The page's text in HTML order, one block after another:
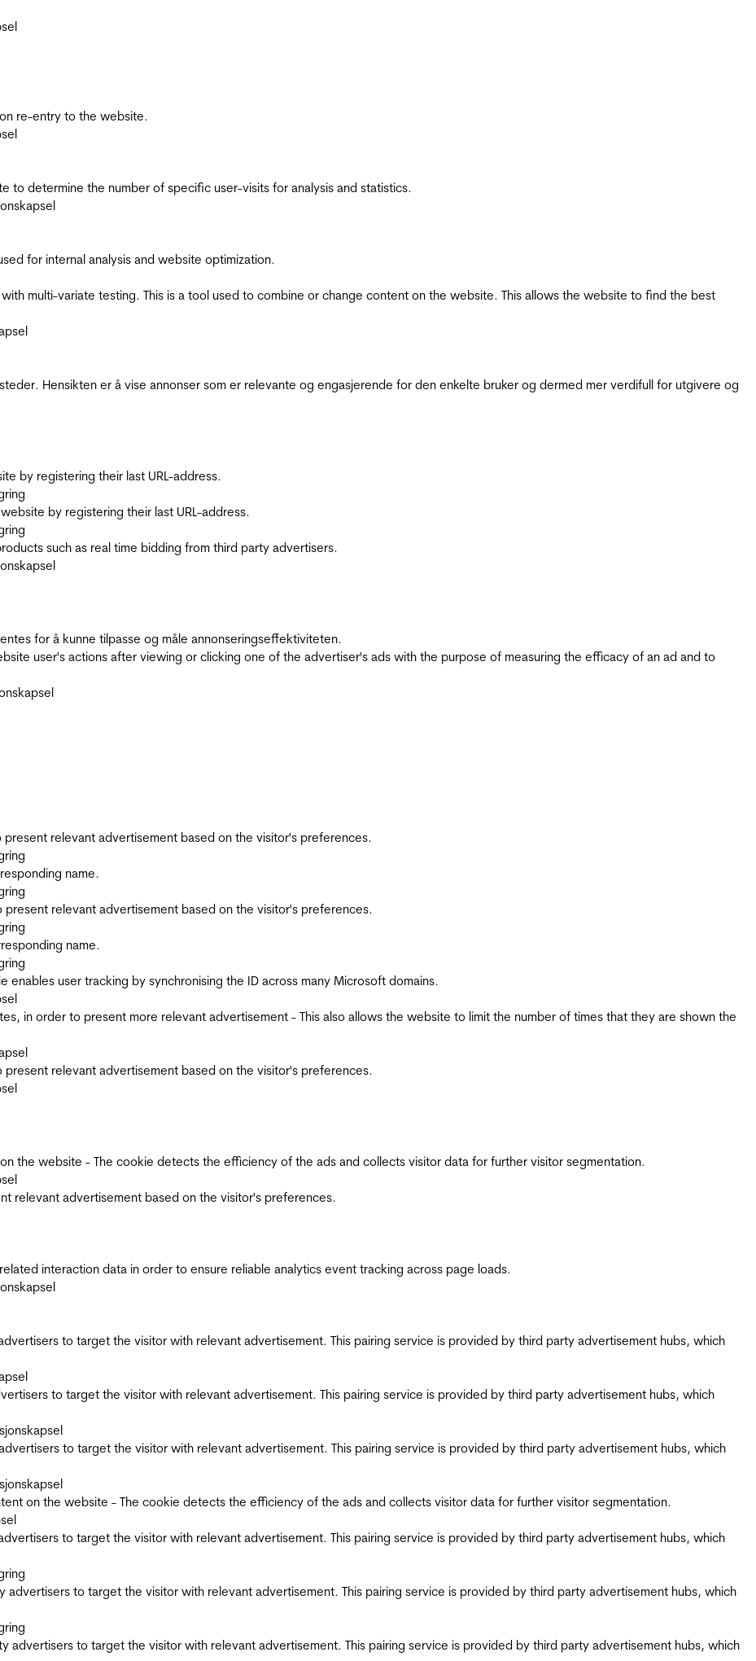
re-entry to the website.
to determine the number of specific user-visits for analysis and statistics.
for internal analysis and website optimization.
multi-variate testing. This is a tool used to combine or change content on the website. This allows the website to find the best
Hensikten er å vise annonser som er relevante og engasjerende for den enkelte bruker og dermed mer verdifull for utgivere og
by registering their last URL-address.
by registering their last URL-address.
such as real time bidding from third party advertisers.
for å kunne tilpasse og måle annonseringseffektiviteten.
user's actions after viewing or clicking one of the advertiser's ads with the purpose of measuring the efficacy of an ad and to
relevant advertisement based on the visitor's preferences.
name.
relevant advertisement based on the visitor's preferences.
name.
enables user tracking by synchronising the ID across many Microsoft domains.
in order to present more relevant advertisement - This also allows the website to limit the number of times that they are shown the
relevant advertisement based on the visitor's preferences.
the website - The cookie detects the efficiency of the ads and collects visitor data for further visitor segmentation.
relevant advertisement based on the visitor's preferences.
interaction data in order to ensure reliable analytics event tracking across page loads.
to target the visitor with relevant advertisement. This pairing service is provided by third party advertisement hubs, which
to target the visitor with relevant advertisement. This pairing service is provided by third party advertisement hubs, which
to target the visitor with relevant advertisement. This pairing service is provided by third party advertisement hubs, which
on the website - The cookie detects the efficiency of the ads and collects visitor data for further visitor segmentation.
to target the visitor with relevant advertisement. This pairing service is provided by third party advertisement hubs, which
advertisers to target the visitor with relevant advertisement. This pairing service is provided by third party advertisement hubs, which
advertisers to target the visitor with relevant advertisement. This pairing service is provided by third party advertisement hubs, which